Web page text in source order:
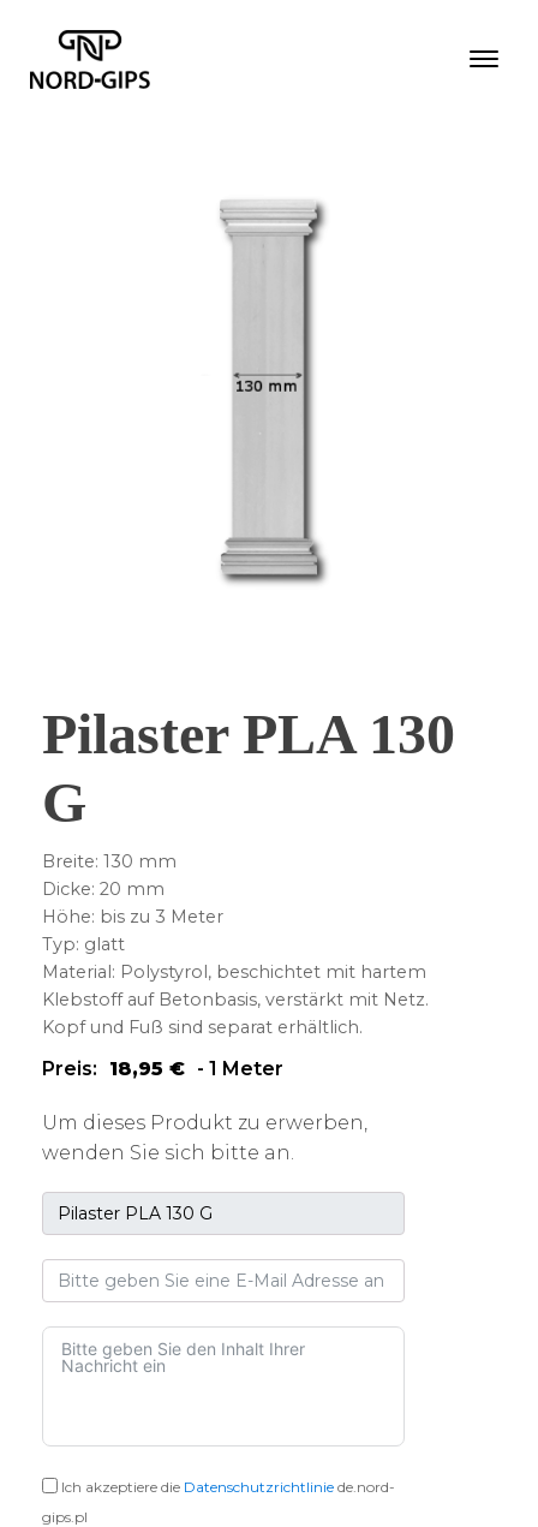
Pilaster PLA 130
G
Breite: 130 mm
Dicke: 20 mm
Höhe: bis zu 3 Meter
Typ: glatt
Material: Polystyrol, beschichtet mit hartem
Klebstoff auf Betonbasis, verstärkt mit Netz.
Kopf und Fuß sind separat erhältlich.
Preis: 18,95 € - 1 Meter
Um dieses Produkt zu erwerben,
wenden Sie sich bitte an.
Ich akzeptiere die Datenschutzrichtlinie de.nord-
gips.pl